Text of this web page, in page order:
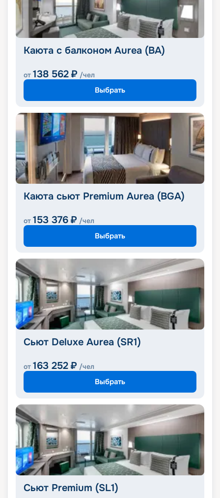
Каюта с балконом Aurea (BA)
от 138 562 ₽ /чел
Выбрать
Каюта сьют Premium Aurea (BGA)
от 153 376 ₽ /чел
Выбрать
Сьют Deluxe Aurea (SR1)
от 163 252 ₽ /чел
Выбрать
Сьют Premium (SL1)